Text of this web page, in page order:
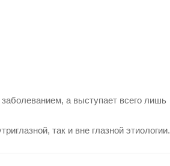
а выступает всего лишь
так и вне глазной этиологии.